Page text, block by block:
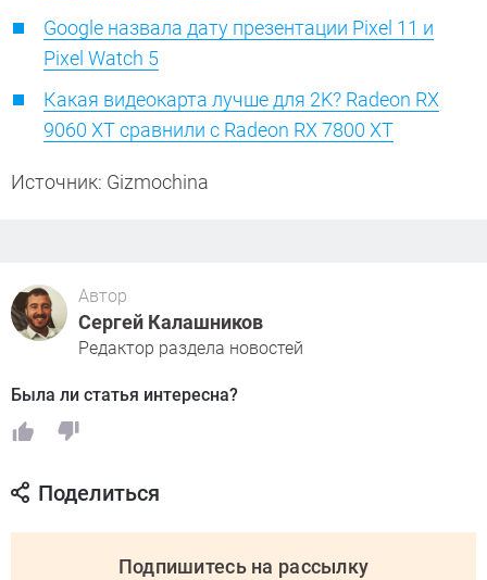
Google назвала дату презентации Pixel 11 и
Pixel Watch 5
Какая видеокарта лучше для 2K? Radeon RX
9060 XT сравнили с Radeon RX 7800 XT
Источник: Gizmochina
Автор
Сергей Калашников
Редактор раздела новостей
Была ли статья интересна?
Поделиться
Подпишитесь на рассылку